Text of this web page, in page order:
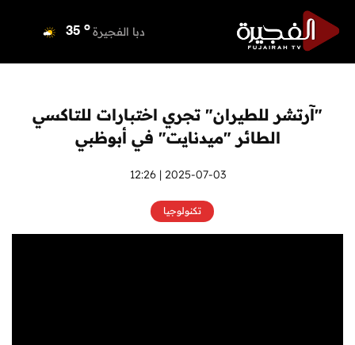
دبا الفجيرة 35 o
أم القيوين o
راس الخيمة 34 o
الفجيرة
"آرتشر للطيران" تجري اختبارات للتاكسي
الطائر "ميدنايت" في أبوظبي
2025-07-03 | 12:26
تكنولوجيا